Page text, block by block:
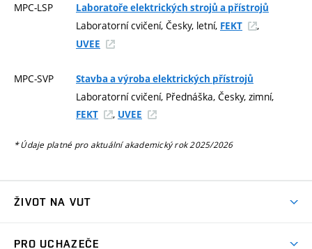
MPC-LSP Laboratoře elektrických strojů a přístrojů
Laboratorní cvičení, Česky, letní, FEKT ,
UVEE
MPC-SVP Stavba a výroba elektrických přístrojů
Laboratorní cvičení, Přednáška, Česky, zimní,
FEKT , UVEE
* Údaje platné pro aktuální akademický rok 2025/2026
ŽIVOT NA VUT
PRO UCHAZEČE